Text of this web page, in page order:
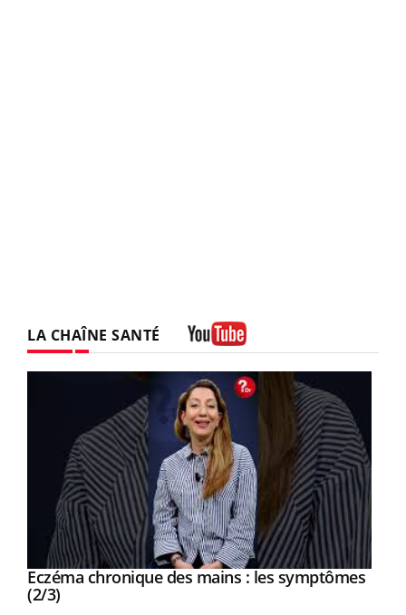
LA CHAÎNE SANTÉ
Youtube
Eczéma chronique des mains : les symptômes
(2/3)Youtube